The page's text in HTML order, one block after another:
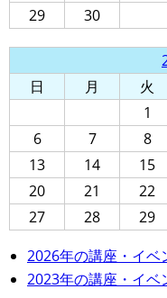
29
30
日
月 火
1
6
7 8
13
14 15
20
21 22
27
28 29
2026年の講座・イベ
2023年の講座・イベ